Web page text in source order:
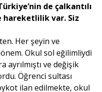
de çalkantılı
hareketlilik var. Siz
Her şeyin ve
Okul sol eğilimliydi
ayrılmıştı ve değişik
Öğrenci sultası
ilan edilmekte, okul